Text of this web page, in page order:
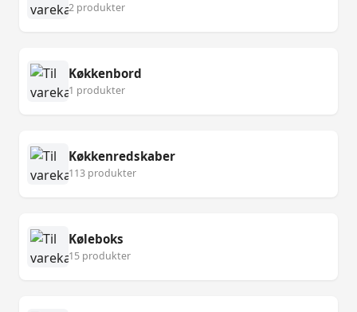
2 produkter
Køkkenbord
1 produkter
Køkkenredskaber
113 produkter
Køleboks
15 produkter